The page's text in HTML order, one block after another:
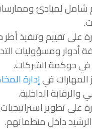
شامل لمبادئ
أدوار ومسؤوليات
حوكمة الشركات.
إدارة
والرقابة الداخلية.
على تطوير
داخل منظماتهم.